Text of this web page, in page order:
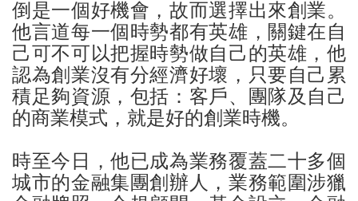
倒是一個好機會，故而選擇出來創業。
他言道每一個時勢都有英雄，關鍵在自
己可不可以把握時勢做自己的英雄，他
認為創業沒有分經濟好壞，只要自己累
積足夠資源，包括：客戶、團隊及自己
的商業模式，就是好的創業時機。
時至今日，他已成為業務覆蓋二十多個
城市的金融集團創辦人，業務範圍涉獵